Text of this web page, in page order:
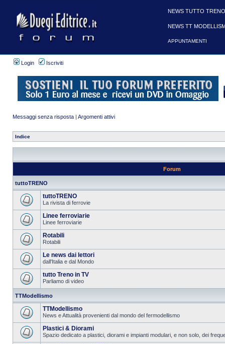
Login Iscriviti
Messaggi senza risposta | Argomenti attivi
Indice
Forum
tuttoTRENO
tuttoTRENO
La rivista di ferrovie
Linee ferroviarie
Linee ferroviarie
Rotabili
Rotabili
Le news dai lettori
dall'Italia e dal Mondo
tutto Treno in TV
Parliamo di video
TTModellismo
TTModellismo
News e Attualità provenienti dal mondo del fermodellismo
Plastici & Diorami
Spazio dedicato a plastici, diorami e impianti modulari, e non solo, dei
NEWS TUTTO
NEWS TT
APPUNTAMENTI